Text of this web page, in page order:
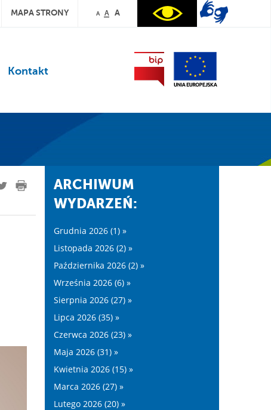
MAPA STRONY A A A
Kontakt
ARCHIWUM
WYDARZEŃ:
Grudnia 2026 (1) »
Listopada 2026 (2) »
Października 2026 (2) »
Września 2026 (6) »
Sierpnia 2026 (27) »
Lipca 2026 (35) »
Czerwca 2026 (23) »
Maja 2026 (31) »
Kwietnia 2026 (15) »
Marca 2026 (27) »
Lutego 2026 (20) »